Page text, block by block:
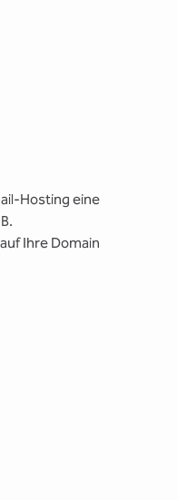
Hosting eine
Ihre Domain